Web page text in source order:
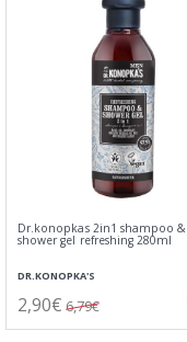
Dr.konopkas 2in1 shampoo &
shower gel refreshing 280ml
DR.KONOPKA'S
2,90€ 6,79€